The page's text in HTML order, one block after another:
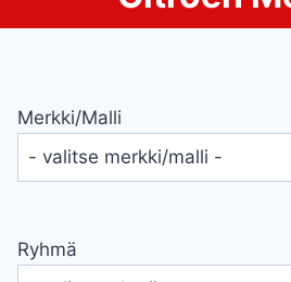
Merkki/malli
Ryhmä